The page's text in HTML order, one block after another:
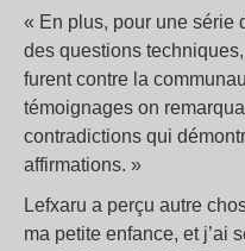
« En plus, pour une série
des questions
furent contre la
témoignages on
contradictions qui
affirmations. »
Lefxaru a perçu autre
ma petite enfance, et j’ai